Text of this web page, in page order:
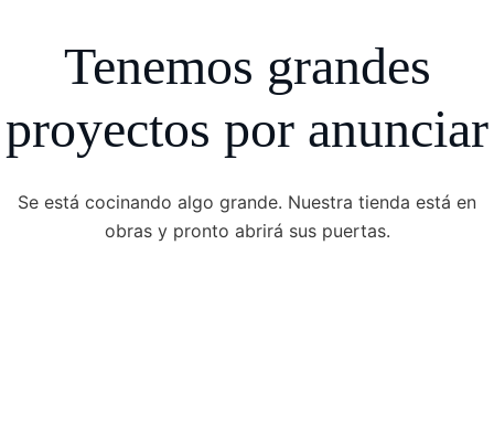
Tenemos grandes
proyectos por anunciar
Se está cocinando algo grande. Nuestra tienda está en
obras y pronto abrirá sus puertas.